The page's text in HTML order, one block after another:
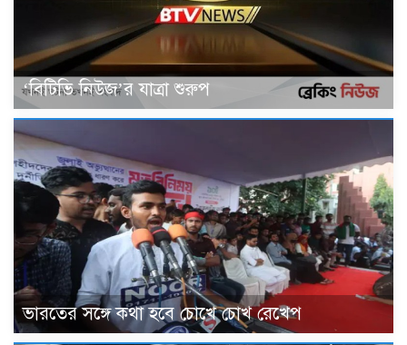
‘বিটিভি নিউজ’র যাত্রা শুরুপ
ভারতের সঙ্গে কথা হবে চোখে চোখ রেখেপ